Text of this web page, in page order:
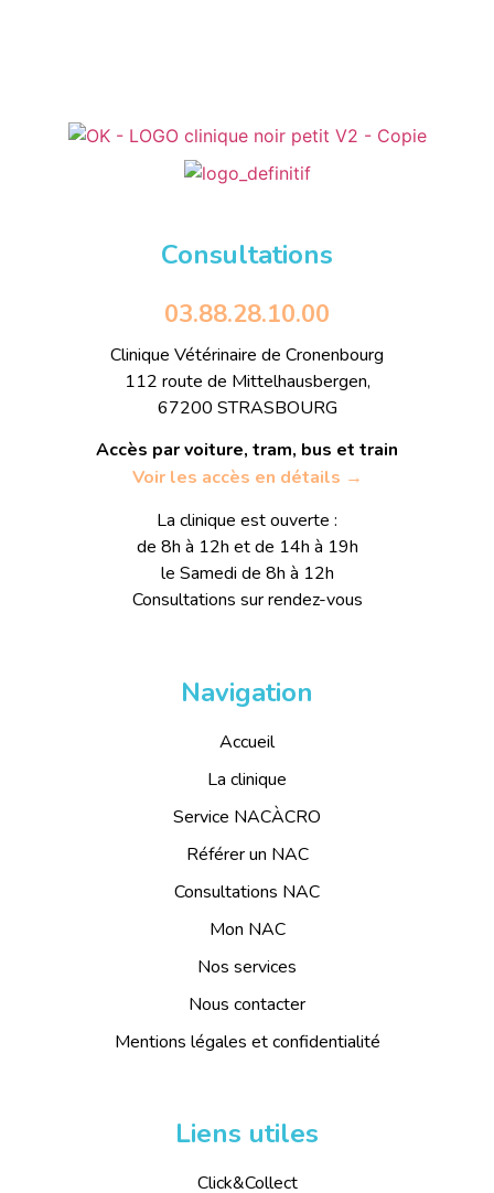
Consultations
03.88.28.10.00
Clinique Vétérinaire de Cronenbourg
112 route de Mittelhausbergen,
67200 STRASBOURG
Accès par voiture, tram, bus et train
Voir les accès en détails →
La clinique est ouverte :
de 8h à 12h et de 14h à 19h
le Samedi de 8h à 12h
Consultations sur rendez-vous
Navigation
Accueil
La clinique
Service NACÀCRO
Référer un NAC
Consultations NAC
Mon NAC
Nos services
Nous contacter
Mentions légales et confidentialité
Liens utiles
Click&Collect